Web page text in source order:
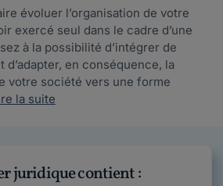
juridique contient :
évoluer l’organisation de votre
exercé seul dans le cadre d’une
à la possibilité d’intégrer de
d’adapter, en conséquence, la
votre société vers une forme
la suite